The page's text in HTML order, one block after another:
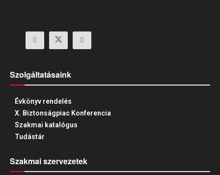
Szolgáltatásaink
Évkönyv rendelés
X. Biztonságpiac Konferencia
Szakmai katalógus
Tudástár
Szakmai szervezetek